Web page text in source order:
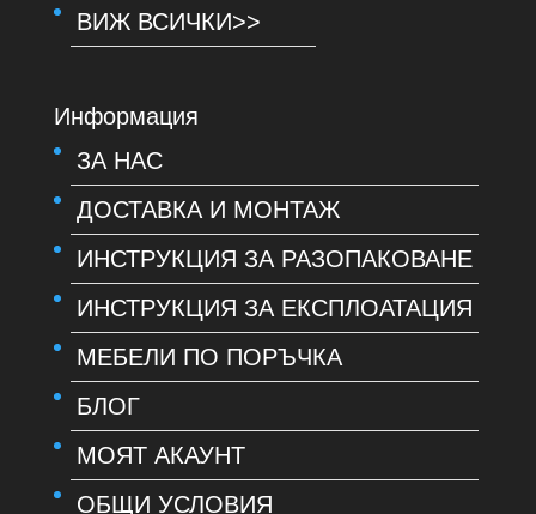
ВИЖ ВСИЧКИ>>
Информация
ЗА НАС
ДОСТАВКА И МОНТАЖ
ИНСТРУКЦИЯ ЗА РАЗОПАКОВАНЕ
ИНСТРУКЦИЯ ЗА ЕКСПЛОАТАЦИЯ
МЕБЕЛИ ПО ПОРЪЧКА
БЛОГ
МОЯТ АКАУНТ
ОБЩИ УСЛОВИЯ